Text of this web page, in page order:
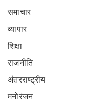
समाचार
व्यापार
शिक्षा
राजनीति
अंतरराष्ट्रीय
मनोरंजन